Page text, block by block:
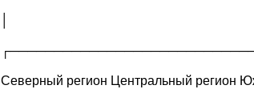
Северный регион Центральный регион